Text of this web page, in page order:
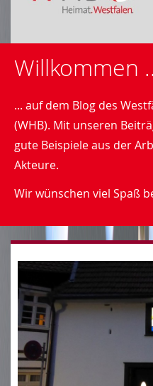
Willkommen
... auf dem Blog des
(WHB). Mit unseren
gute Beispiele aus der
Akteure.
Wir wünschen viel Spaß